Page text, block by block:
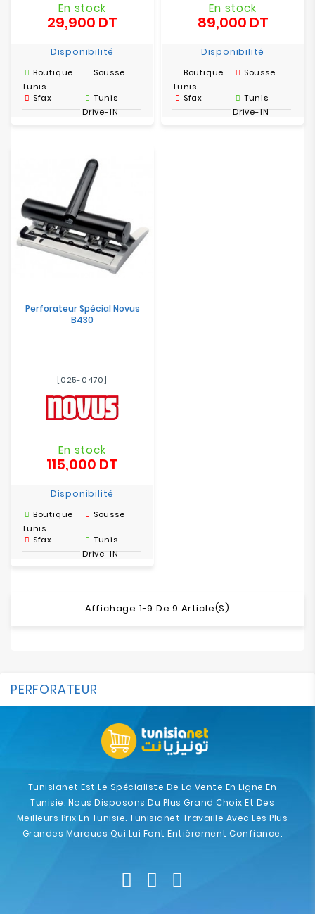
En stock
29,900 DT
Disponibilité
Boutique
Tunis
Sousse
Sfax
Tunis
Drive-IN
En stock
89,000 DTPrix
Disponibilité
Boutique
Tunis
Sousse
Sfax
Tunis
Drive-IN
Perforateur Spécial Novus
B430
[025-0470]
En stock
115,000 DT
Disponibilité
Boutique
Tunis
Sousse
Sfax
Tunis
Drive-IN
Affichage 1-9 De 9 Article(s)
PERFORATEUR
Tunisianet Est Le Spécialiste De La Vente En Ligne En
Tunisie. Nous Disposons Du Plus Grand Choix Et Des
Meilleurs Prix En Tunisie. Tunisianet Travaille Avec Les Plus
Grandes Marques Qui Lui Font Entièrement Confiance.